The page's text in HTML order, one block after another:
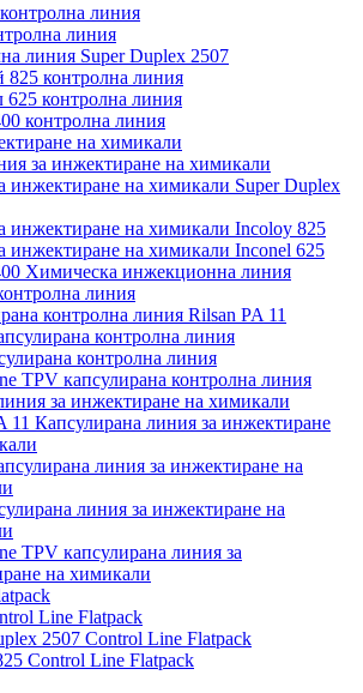
линия
линия
линия Super Duplex 2507
825 контролна линия
625 контролна линия
контролна линия
на химикали
за инжектиране на химикали
инжектиране на химикали Super Duplex
инжектиране на химикали Incoloy 825
инжектиране на химикали Inconel 625
Химическа инжекционна линия
линия
контролна линия Rilsan PA 11
контролна линия
контролна линия
TPV капсулирана контролна линия
за инжектиране на химикали
11 Капсулирана линия за инжектиране
линия за инжектиране на
линия за инжектиране на
TPV капсулирана линия за
на химикали
Line Flatpack
2507 Control Line Flatpack
Control Line Flatpack